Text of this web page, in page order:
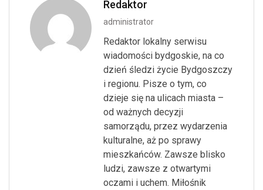
Redaktor
administrator
Redaktor lokalny serwisu
wiadomości bydgoskie, na co
dzień śledzi życie Bydgoszczy
i regionu. Pisze o tym, co
dzieje się na ulicach miasta –
od ważnych decyzji
samorządu, przez wydarzenia
kulturalne, aż po sprawy
mieszkańców. Zawsze blisko
ludzi, zawsze z otwartymi
oczami i uchem. Miłośnik